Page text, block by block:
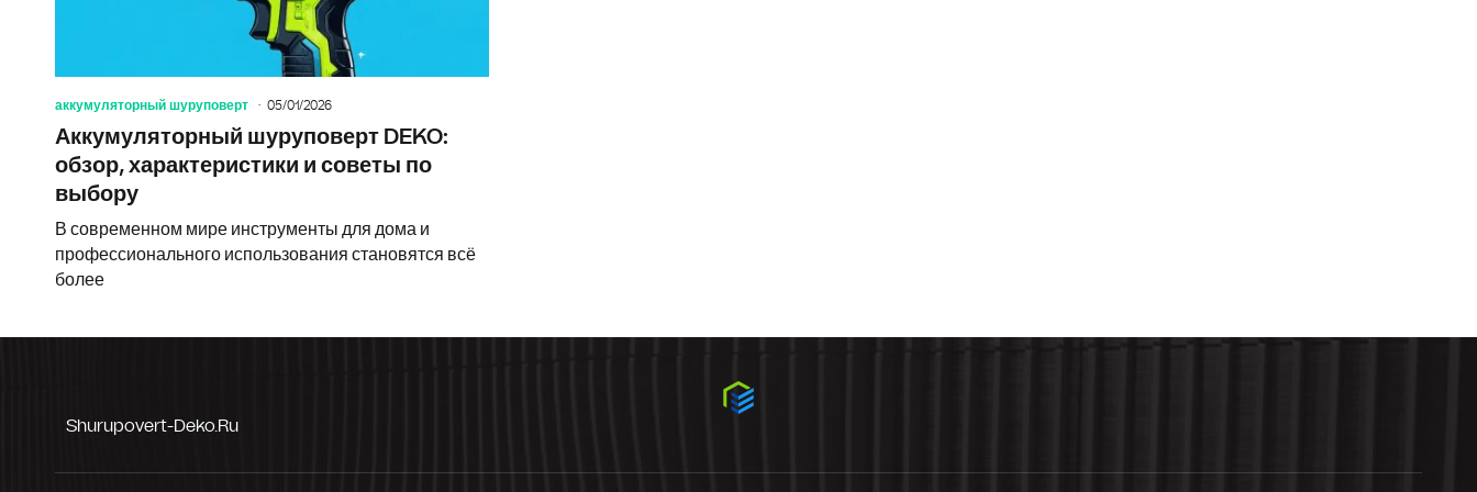
аккумуляторный шуруповерт 05/01/2026
Аккумуляторный шуруповерт DEKO:
обзор, характеристики и советы по
выбору
В современном мире инструменты для дома и
профессионального использования становятся всё
более
Shurupovert-Deko.ru